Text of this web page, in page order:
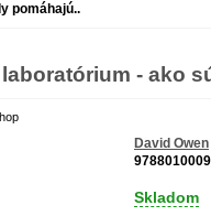
pomáhajú..
- ako
David Owen
Skladom